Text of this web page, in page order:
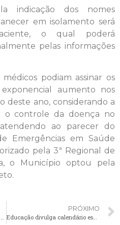
indicação dos nomes
em isolamento será
o qual poderá
pelas informações
podiam assinar os
aumento nos
deste ano, considerando a
o controle da doença no
ao parecer do
Emergências em Saúde
pela 3ª Regional de
o Município optou pela
PRÓXIMO
Educação divulga calendário escolar e início das aulas acontece em 7 de fevereiro